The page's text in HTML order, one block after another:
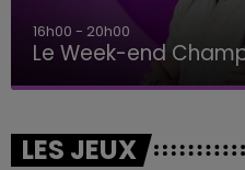
7h00 - 11h00
BEST OF
LES JEUX